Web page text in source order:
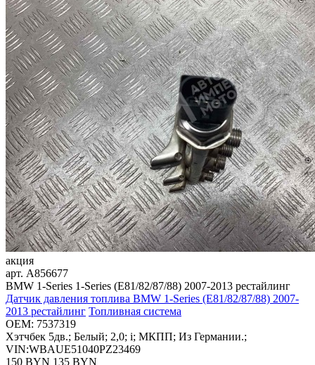
акция
арт. A856677
BMW 1-Series 1-Series (E81/82/87/88) 2007-2013 рестайлинг
Датчик давления топлива BMW 1-Series (E81/82/87/88) 2007-
2013 рестайлинг Топливная система
OEM: 7537319
Хэтчбек 5дв.; Белый; 2,0; i; МКПП; Из Германии.;
VIN:WBAUE51040PZ23469
150 BYN 135 BYN